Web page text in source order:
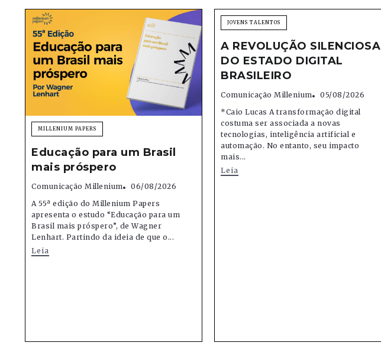
MILLENIUM PAPERS
Educação para um Brasil
mais próspero
Comunicação Millenium
06/08/2026
A 55ª edição do Millenium Papers
apresenta o estudo “Educação para um
Brasil mais próspero”, de Wagner
Lenhart. Partindo da ideia de que o...
Leia
JOVENS TALENTOS
A REVOLUÇÃO SILENCIOSA
DO ESTADO DIGITAL
BRASILEIRO
Comunicação Millenium
05/08/2026
*Caio Lucas A transformação digital
costuma ser associada a novas
tecnologias, inteligência artificial e
automação. No entanto, seu impacto
mais...
Leia